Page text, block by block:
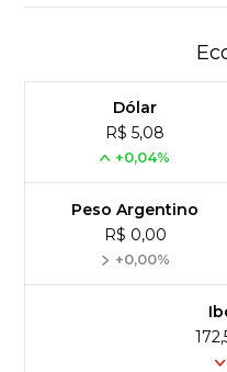
Dólar
R$ 5,08
+0,04%
Peso Argentino
R$ 0,00
+0,00%